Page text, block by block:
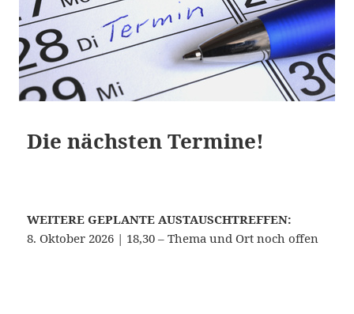
Die nächsten Termine!
WEITERE GEPLANTE AUSTAUSCHTREFFEN:
8. Oktober 2026 | 18,30 – Thema und Ort noch offen